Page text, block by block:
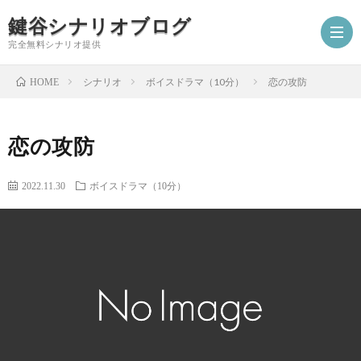
鍵谷シナリオブログ
完全無料シナリオ提供
ム
ロ
シ
HOME シナリオ ボイスドラマ（10分） 恋の攻防
恋の攻防
2022.11.30 ボイスドラマ（10分）